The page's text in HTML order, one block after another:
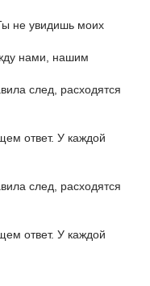
не увидишь моих
нами, нашим
след, расходятся
ответ. У каждой
след, расходятся
ответ. У каждой